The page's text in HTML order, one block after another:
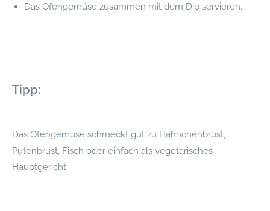
Das Ofengemüse zusammen mit dem Dip servieren.
Tipp:
Das Ofengemüse schmeckt gut zu Hähnchenbrust,
Putenbrust, Fisch oder einfach als vegetarisches
Hauptgericht.